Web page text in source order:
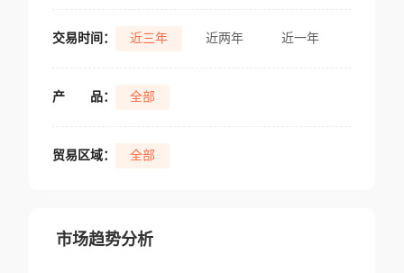
交易时间： 近三年 近两年 近一年
产 品： 全部
贸易区域： 全部
市场趋势分析